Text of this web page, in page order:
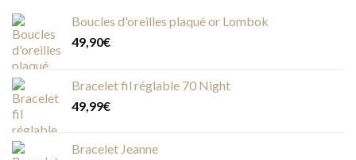
Boucles d'oreilles plaqué or Lombok
49,90€
Bracelet fil réglable 70 Night
49,99€
Bracelet Jeanne